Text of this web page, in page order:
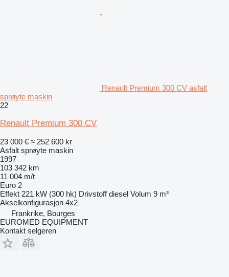
Renault Premium 300 CV asfalt
sprøyte maskin
22
Renault Premium 300 CV
23 000 € ≈ 252 600 kr
Asfalt sprøyte maskin
1997
103 342 km
11 004 m/t
Euro 2
Effekt 221 kW (300 hk) Drivstoff diesel Volum 9 m³
Akselkonfigurasjon 4x2
Frankrike, Bourges
EUROMED EQUIPMENT
Kontakt selgeren